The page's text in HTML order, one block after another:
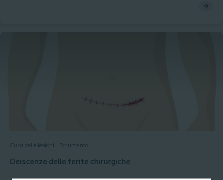
Cura delle lesioni Strumento
Deiscenze delle ferite chirurgiche